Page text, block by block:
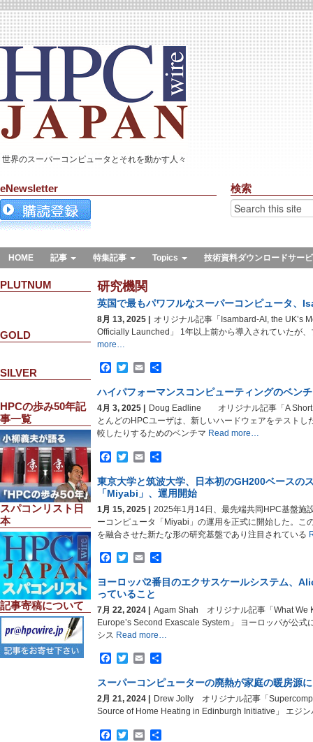
世界のスーパーコンピュータとそれを動かす人々
eNewsletter 検索
HOME 記事 特集記事 Topics 技術資料ダウンロードサー
PLUTNUM
GOLD
SILVER
HPCの歩み50年記
事一覧
スパコンリスト日
本
記事寄稿について
研究機関
英国で最もパワフルなスーパーコンピュータ、
8月 13, 2025 |
オリジナル記事「Isambard-AI, the UK’s
Officially Launched」 1年以上前から導入されていたが
more…
Facebook
TwitterEmail
共
ハイパフォーマンスコンピューティングのベン
4月 3, 2025 |
Doug Eadline オリジナル記事「A Short
とんどのHPCユーザは、新しいハードウェアをテストし
較したりするためのベンチマ Read more…
Facebook
TwitterEmail
共
東京大学と筑波大学、日本初のGH200ベースの
「Miyabi」、運用開始
1月 15, 2025 | 2025年1月14日、最先端共同HPC基盤施
ーコンピュータ「Miyabi」の運用を正式に開始した。こ
を融合させた新たな形の研究基盤であり注目されている
Facebook
TwitterEmail
共
ヨーロッパ2番目のエクサスケールシステム、
っていること
7月 22, 2024 |
Agam Shah オリジナル記事「What We
Europe’s Second Exascale System」 ヨーロッパが公式
シス Read more…
Facebook
TwitterEmail
共
スーパーコンピューターの廃熱が家庭の暖房源
2月 21, 2024 |
Drew Jolly オリジナル記事「
Source of Home Heating in Edinburgh Initiative」 エジン
Facebook
TwitterEmail
共